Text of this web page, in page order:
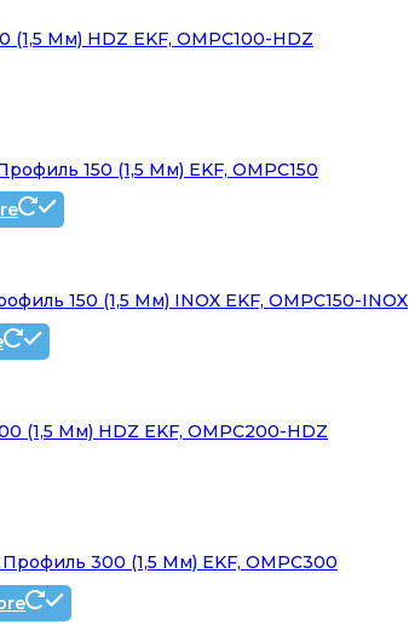
(1,5 Мм) HDZ EKF, OMPC100-HDZ
150 (1,5 Мм) EKF, OMPC150
150 (1,5 Мм) INOX EKF, OMPC150-INOX
(1,5 Мм) HDZ EKF, OMPC200-HDZ
300 (1,5 Мм) EKF, OMPC300